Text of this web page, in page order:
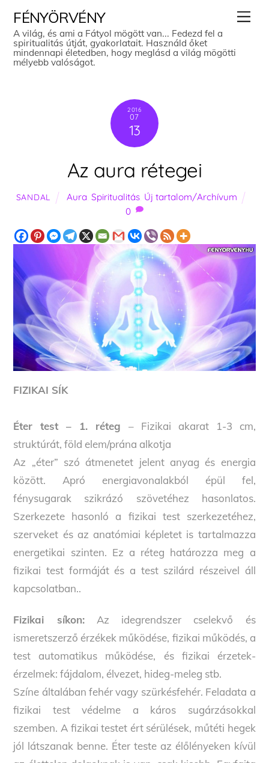
content
FÉNYÖRVÉNY
A világ, és ami a Fátyol mögött van... Fedezd fel a
spiritualitás útját, gyakorlatait. Használd őket
mindennapi életedben, hogy meglásd a világ mögötti
mélyebb valóságot.
2016
07
13
Az aura rétegei
SANDAL Aura Spiritualitás, Új tartalom/Archívum
0
FIZIKAI SÍK
Éter test – 1. réteg – Fizikai akarat 1-3 cm,
struktúrát, föld elem/prána alkotja
Az „éter” szó átmenetet jelent anyag és energia
között. Apró energiavonalakból épül fel,
fénysugarak szikrázó szövetéhez hasonlatos.
Szerkezete hasonló a fizikai test szerkezetéhez,
szerveket és az anatómiai képletet is tartalmazza
energetikai szinten. Ez a réteg határozza meg a
fizikai test formáját és a test szilárd részeivel áll
kapcsolatban..
Fizikai síkon:Az idegrendszer cselekvő és
ismeretszerző érzékek működése, fizikai működés, a
test automatikus működése, és fizikai érzetek-
érzelmek: fájdalom, élvezet, hideg-meleg stb.
Színe általában fehér vagy szürkésfehér. Feladata a
fizikai test védelme a káros sugárzásokkal
szemben. A fizikai testet ért sérülések, műtéti hegek
jól látszanak benne. Éter teste az élőlényeken kívül